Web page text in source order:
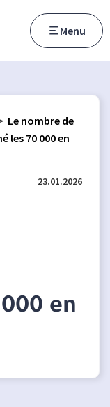
Menu
Le nombre de
les 70 000 en
23.01.2026
en